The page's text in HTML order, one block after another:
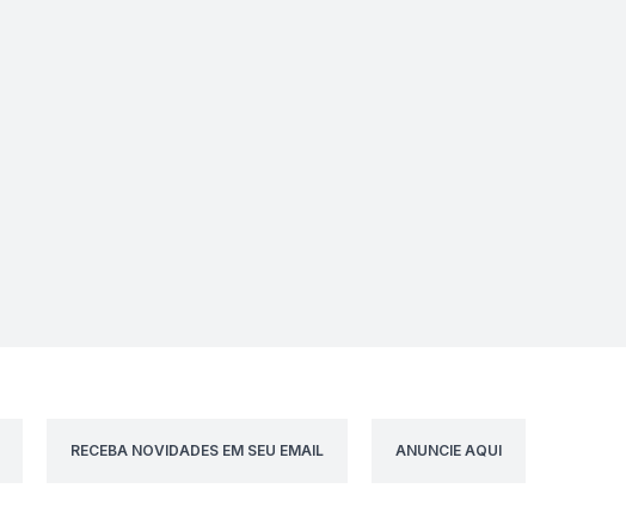
RECEBA NOVIDADES EM SEU EMAIL ANUNCIE AQUI